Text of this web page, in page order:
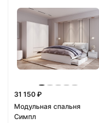
31 150 ₽
Модульная спальня
Симпл